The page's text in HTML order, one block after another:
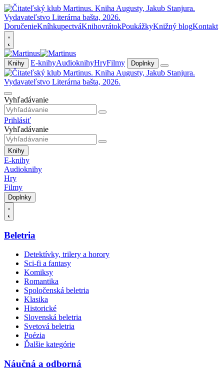
DoručenieKníhkupectváKnihovrátokPoukážkyKnižný blogKontakt
Knihy E-knihyAudioknihyHryFilmy Doplnky
Vyhľadávanie
Prihlásiť
Vyhľadávanie
Knihy
E-knihy
Audioknihy
Hry
Filmy
Doplnky
Beletria
Detektívky, trilery a horory
Sci-fi a fantasy
Komiksy
Romantika
Spoločenská beletria
Klasika
Historické
Slovenská beletria
Svetová beletria
Poézia
Ďalšie kategórie
Náučná a odborná